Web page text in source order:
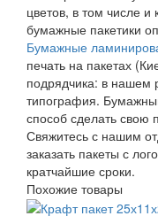
цветов, в том числе
бумажные пакетики
Бумажные
печать на пакетах
подрядчика: в нашем
типография.
способ сделать свою
Свяжитесь с нашим
заказать пакеты с
кратчайшие сроки.
Похожие товары